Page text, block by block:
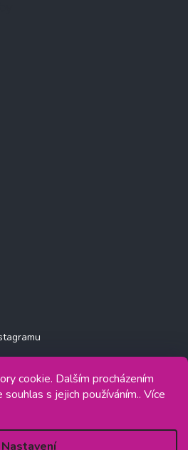
cookie. Dalším procházením
s jejich používáním.. Více
Nastavení
implementoval